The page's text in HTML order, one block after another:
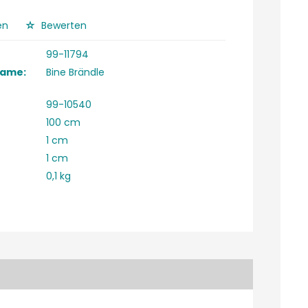
Bewerten
99-11794
Bine Brändle
99-10540
100 cm
1 cm
1 cm
0,1 kg